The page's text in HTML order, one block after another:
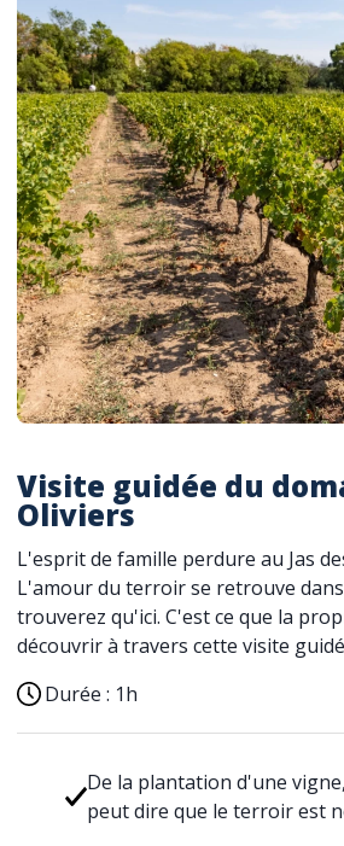
Visite guidée du
Oliviers
L'esprit de famille perdure au Jas
L'amour du terroir se retrouve
trouverez qu'ici. C'est ce que la
découvrir à travers cette visite
Durée : 1h
De la plantation d'une
peut dire que le terroir est